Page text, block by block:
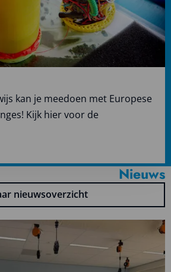
kan je meedoen met Europese
Kijk hier voor de
Nieuws
nieuwsoverzicht